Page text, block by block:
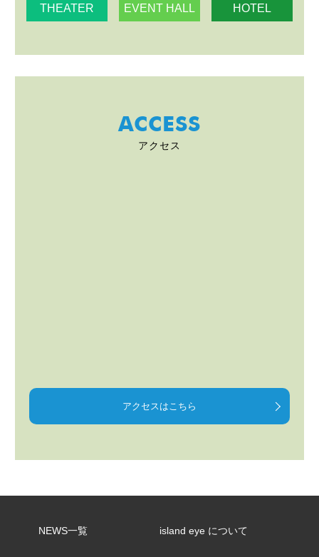
THEATER EVENT HALL HOTEL
ACCESS
アクセス
アクセスはこちら
NEWS一覧 island eye について